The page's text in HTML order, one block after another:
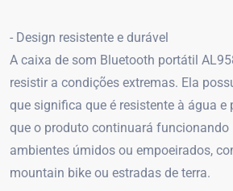
- Design resistente e durável
A caixa de som Bluetooth portátil
resistir a condições extremas. Ela
que significa que é resistente à água e
que o produto continuará funcionando
ambientes úmidos ou empoeirados,
mountain bike ou estradas de terra.